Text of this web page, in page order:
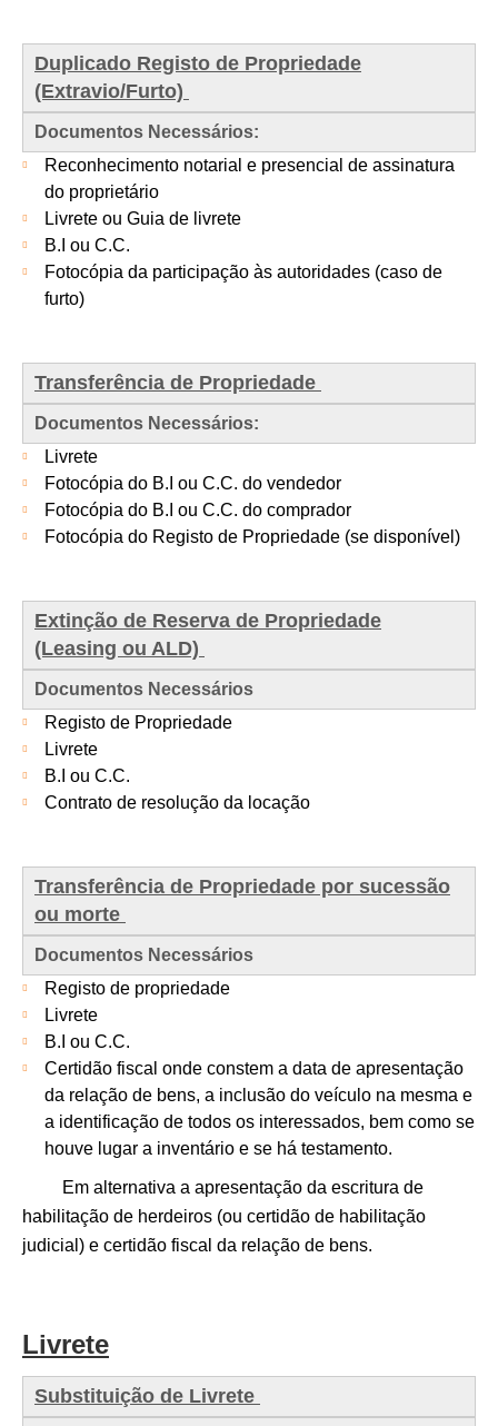
Duplicado Registo de Propriedade
(Extravio/Furto)
Documentos Necessários:
Reconhecimento notarial e presencial de assinatura
do proprietário
Livrete ou Guia de livrete
B.I ou C.C.
Fotocópia da participação às autoridades (caso de
furto)
Transferência de Propriedade
Documentos Necessários:
Livrete
Fotocópia do B.I ou C.C. do vendedor
Fotocópia do B.I ou C.C. do comprador
Fotocópia do Registo de Propriedade (se disponível)
Extinção de Reserva de Propriedade
(Leasing ou ALD)
Documentos Necessários
Registo de Propriedade
Livrete
B.I ou C.C.
Contrato de resolução da locação
Transferência de Propriedade por sucessão
ou morte
Documentos Necessários
Registo de propriedade
Livrete
B.I ou C.C.
Certidão fiscal onde constem a data de apresentação
da relação de bens, a inclusão do veículo na mesma e
a identificação de todos os interessados, bem como se
houve lugar a inventário e se há testamento.
Em alternativa a apresentação da escritura de
habilitação de herdeiros (ou certidão de habilitação
judicial) e certidão fiscal da relação de bens.
Livrete
Substituição de Livrete